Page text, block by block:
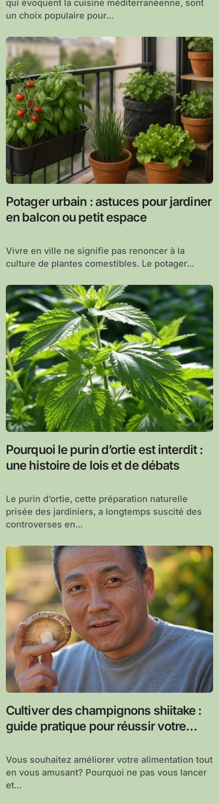
qui évoquent la cuisine méditerranéenne, sont
un choix populaire pour...
Potager urbain : astuces pour jardiner
en balcon ou petit espace
Vivre en ville ne signifie pas renoncer à la
culture de plantes comestibles. Le potager...
Pourquoi le purin d’ortie est interdit :
une histoire de lois et de débats
Le purin d’ortie, cette préparation naturelle
prisée des jardiniers, a longtemps suscité des
controverses en...
Cultiver des champignons shiitake :
guide pratique pour réussir votre
Vous souhaitez améliorer votre alimentation tout
en vous amusant? Pourquoi ne pas vous lancer
et...